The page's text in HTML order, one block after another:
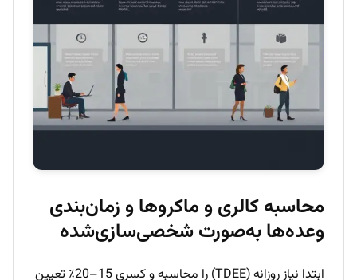
محاسبه کالری و ماکروها و زمان‌بندی
وعده‌ها به‌صورت شخصی‌سازی‌شده
ابتدا نیاز روزانه (TDEE) را محاسبه و کسری 15–20٪ تعیین